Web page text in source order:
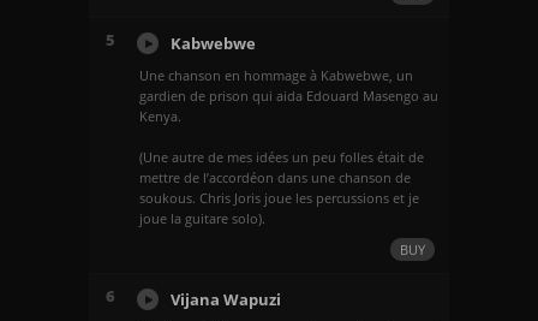
5 Kabwebwe
Une chanson en hommage à Kabwebwe, un
gardien de prison qui aida Edouard Masengo au
Kenya.
(Une autre de mes idées un peu folles était de
mettre de l’accordéon dans une chanson de
soukous. Chris Joris joue les percussions et je
joue la guitare solo).
BUY
6 Vijana Wapuzi